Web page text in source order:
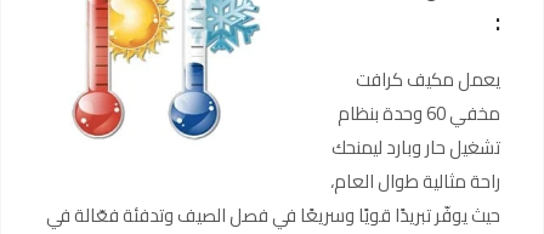
:
يعمل مكيف كرافت
مخفي 60 وحدة بنظام
تشغيل حار وبارد ليمنحك
راحة مثالية طوال العام،
حيث يوفّر تبريدًا قويًا وسريعًا في فصل الصيف وتدفئة فعّالة في